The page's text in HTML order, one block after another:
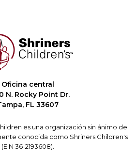
Oficina central
N. Rocky Point Dr.
FL 33607
es una organización sin ánimo de
conocida como Shriners Children's
(EIN 36-2193608).